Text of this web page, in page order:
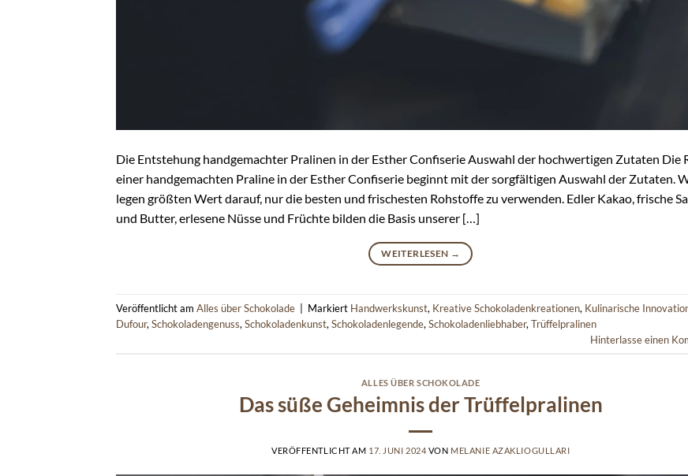
Die Entstehung handgemachter Pralinen in der Esther Confiserie Auswahl der hochwertigen Zutaten Die
einer handgemachten Praline in der Esther Confiserie beginnt mit der sorgfältigen Auswahl der Zutaten.
legen größten Wert darauf, nur die besten und frischesten Rohstoffe zu verwenden. Edler Kakao, frische
und Butter, erlesene Nüsse und Früchte bilden die Basis unserer […]
WEITERLESEN →
Veröffentlicht am Alles über Schokolade | Markiert Handwerkskunst, Kreative Schokoladenkreationen, Kulinarische
Dufour, Schokoladengenuss, Schokoladenkunst, Schokoladenlegende, Schokoladenliebhaber, Trüffelpralinen
Hinterlasse einen
ALLES ÜBER SCHOKOLADE
Das süße Geheimnis der Trüffelpralinen
VERÖFFENTLICHT AM 17. JUNI 2024 VON MELANIE AZAKLIOGULLARI